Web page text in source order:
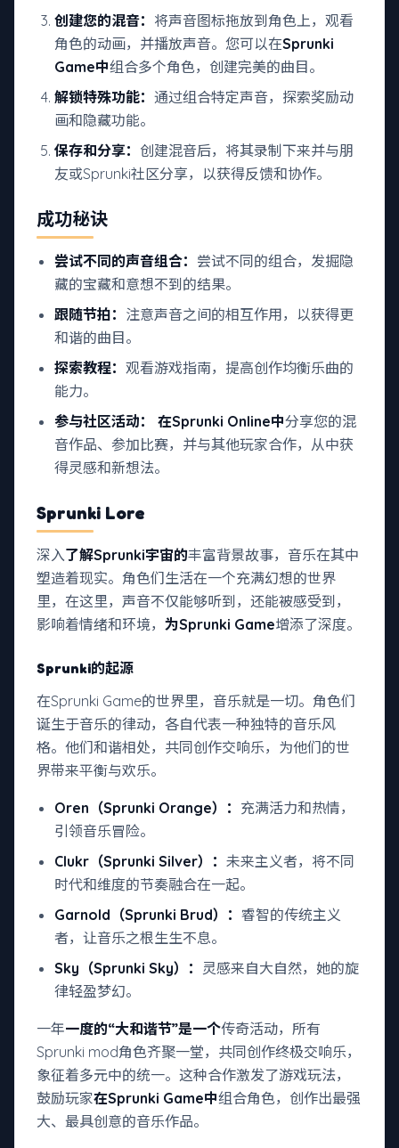
创建您的混音： 将声音图标拖放到角色上，观看
角色的动画，并播放声音。您可以在Sprunki
Game中组合多个角色，创建完美的曲目。
解锁特殊功能： 通过组合特定声音，探索奖励动
画和隐藏功能。
保存和分享： 创建混音后，将其录制下来并与朋
友或Sprunki社区分享，以获得反馈和协作。
成功秘诀
尝试不同的声音组合： 尝试不同的组合，发掘隐
藏的宝藏和意想不到的结果。
跟随节拍： 注意声音之间的相互作用，以获得更
和谐的曲目。
探索教程： 观看游戏指南，提高创作均衡乐曲的
能力。
参与社区活动：
在Sprunki Online中分享您的混
音作品、参加比赛，并与其他玩家合作，从中获
得灵感和新想法。
Sprunki Lore
深入了解Sprunki宇宙的丰富背景故事，音乐在其中
塑造着现实。角色们生活在一个充满幻想的世界
里，在这里，声音不仅能够听到，还能被感受到，
影响着情绪和环境， 为Sprunki Game增添了深度。
Sprunki的起源
在Sprunki Game的世界里，音乐就是一切。角色们
诞生于音乐的律动，各自代表一种独特的音乐风
格。他们和谐相处，共同创作交响乐，为他们的世
界带来平衡与欢乐。
Oren（Sprunki Orange）： 充满活力和热情，
引领音乐冒险。
Clukr（Sprunki Silver）： 未来主义者，将不同
时代和维度的节奏融合在一起。
Garnold（Sprunki Brud）： 睿智的传统主义
者，让音乐之根生生不息。
Sky（Sprunki Sky）： 灵感来自大自然，她的旋
律轻盈梦幻。
一年一度的“大和谐节”是一个传奇活动，所有
Sprunki mod角色齐聚一堂，共同创作终极交响乐，
象征着多元中的统一。这种合作激发了游戏玩法，
鼓励玩家在Sprunki Game中组合角色，创作出最强
大、最具创意的音乐作品。